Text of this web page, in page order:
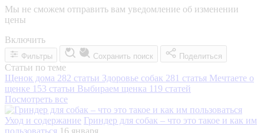
Мы не сможем отправить вам уведомление об изменении
цены
Включить
Фильтры Сохранить поиск Поделиться
Статьи по теме
Щенок дома 282 статьи Здоровье собак 281 статья Мечтаете о
щенке 153 статьи Выбираем щенка 119 статей
Посмотреть все
Уход и содержание Гриндер для собак – что это такое и как им
пользоваться 16 января